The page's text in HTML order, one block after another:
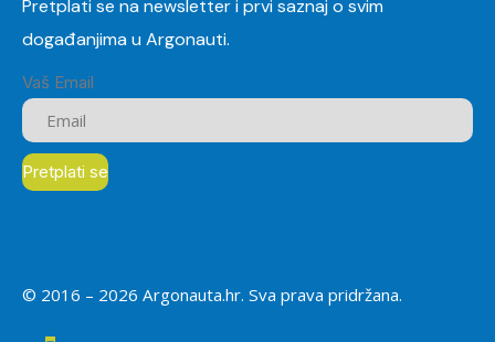
Pretplati se na newsletter i prvi saznaj o svim
događanjima u Argonauti.
Vaš Email
© 2016 – 2026 Argonauta.hr. Sva prava pridržana.